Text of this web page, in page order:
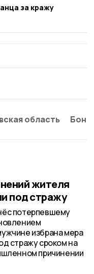
за кражу
область
жителя
под стражу
потерпевшему
избрана мера
стражу сроком на
причинении